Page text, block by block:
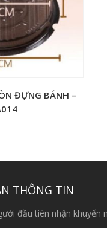
ĐỰNG BÁNH –
THÔNG TIN
đầu tiên nhận khuyến